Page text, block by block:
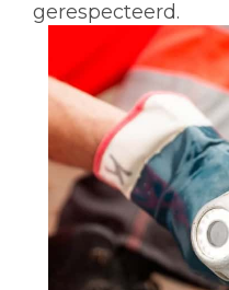
gerespecteerd.